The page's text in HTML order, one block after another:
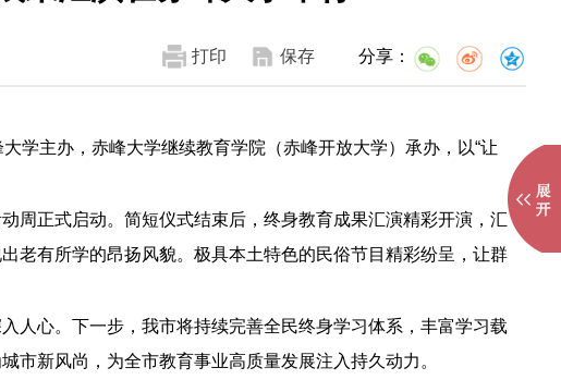
打印 保存 分享：
学主办，赤峰大学继续教育学院（赤峰开放大学）承办，以“让
周正式启动。简短仪式结束后，终身教育成果汇演精彩开演，汇
老有所学的昂扬风貌。极具本土特色的民俗节目精彩纷呈，让群
人心。下一步，我市将持续完善全民终身学习体系，丰富学习载
市新风尚，为全市教育事业高质量发展注入持久动力。